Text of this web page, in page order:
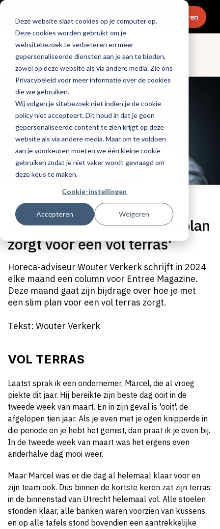
Deze website slaat cookies op je computer op.
Deze cookies worden gebruikt om je
websitebezoek te verbeteren en meer
gepersonaliseerde diensten aan je aan te bieden,
zowel op deze website als via andere media. Zie ons
Privacybeleid voor meer informatie over de cookies
die we gebruiken.
Wij volgen je sitebezoek niet indien je de cookie
policy niet accepteert. Dit houd in dat je geen
gepersonaliseerde content te zien krijgt op deze
website als via andere media. Maar om te voldoen
aan je voorkeuren moeten we één kleine cookie
gebruiken zodat je niet vaker wordt gevraagd om
deze keus te maken.
Cookie-instellingen
Accepteren Weigeren
Menu Abonneren
Columns
Gepubliceerd op: 13 mei 2024
Wouter Verkerk: 'Een slim plan
zorgt voor een vol terras'
Horeca-adviseur Wouter Verkerk schrijft in 2024
elke maand een column voor Entree Magazine.
Deze maand gaat zijn bijdrage over hoe je met
een slim plan voor een vol terras zorgt.
Tekst: Wouter Verkerk
VOL TERRAS
Laatst sprak ik een ondernemer, Marcel, die al vroeg
piekte dit jaar. Hij bereikte zijn beste dag ooit in de
tweede week van maart. En in zijn geval is 'ooit', de
afgelopen tien jaar. Als je even met je ogen knipperde in
die periode en je hebt het gemist, dan praat ik je even bij.
In de tweede week van maart was het ergens even
anderhalve dag mooi weer.
Maar Marcel was er die dag al helemaal klaar voor en
zijn team ook. Dus binnen de kortste keren zat zijn terras
in de binnenstad van Utrecht helemaal vol. Alle stoelen
stonden klaar, alle banken waren voorzien van kussens
en op alle tafels stond bovendien een aantrekkelijke